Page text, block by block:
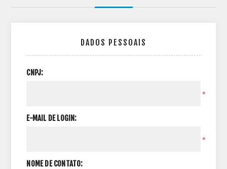
DADOS PESSOAIS
CNPJ:
*
E-MAIL DE LOGIN:
*
NOME DE CONTATO: